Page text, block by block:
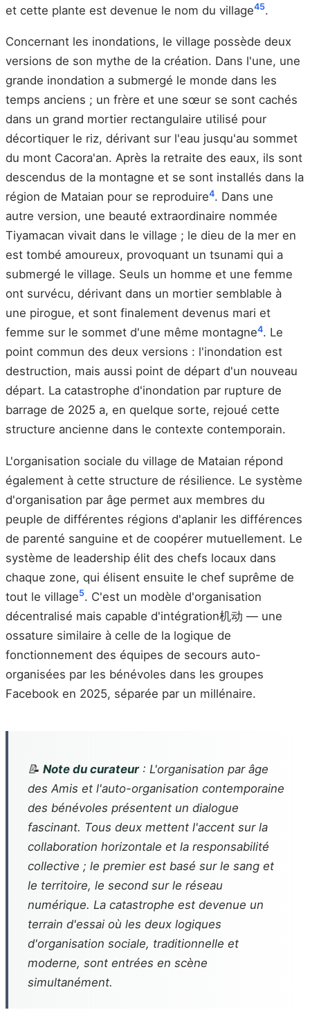
et cette plante est devenue le nom du village45.
Concernant les inondations, le village possède deux
versions de son mythe de la création. Dans l'une, une
grande inondation a submergé le monde dans les
temps anciens ; un frère et une sœur se sont cachés
dans un grand mortier rectangulaire utilisé pour
décortiquer le riz, dérivant sur l'eau jusqu'au sommet
du mont Cacora'an. Après la retraite des eaux, ils sont
descendus de la montagne et se sont installés dans la
région de Mataian pour se reproduire4. Dans une
autre version, une beauté extraordinaire nommée
Tiyamacan vivait dans le village ; le dieu de la mer en
est tombé amoureux, provoquant un tsunami qui a
submergé le village. Seuls un homme et une femme
ont survécu, dérivant dans un mortier semblable à
une pirogue, et sont finalement devenus mari et
femme sur le sommet d'une même montagne4. Le
point commun des deux versions : l'inondation est
destruction, mais aussi point de départ d'un nouveau
départ. La catastrophe d'inondation par rupture de
barrage de 2025 a, en quelque sorte, rejoué cette
structure ancienne dans le contexte contemporain.
L'organisation sociale du village de Mataian répond
également à cette structure de résilience. Le système
d'organisation par âge permet aux membres du
peuple de différentes régions d'aplanir les différences
de parenté sanguine et de coopérer mutuellement. Le
système de leadership élit des chefs locaux dans
chaque zone, qui élisent ensuite le chef suprême de
tout le village5. C'est un modèle d'organisation
décentralisé mais capable d'intégration机动 — une
ossature similaire à celle de la logique de
fonctionnement des équipes de secours auto-
organisées par les bénévoles dans les groupes
Facebook en 2025, séparée par un millénaire.
📝 Note du curateur: L'organisation par âge
des Amis et l'auto-organisation contemporaine
des bénévoles présentent un dialogue
fascinant. Tous deux mettent l'accent sur la
collaboration horizontale et la responsabilité
collective ; le premier est basé sur le sang et
le territoire, le second sur le réseau
numérique. La catastrophe est devenue un
terrain d'essai où les deux logiques
d'organisation sociale, traditionnelle et
moderne, sont entrées en scène
simultanément.